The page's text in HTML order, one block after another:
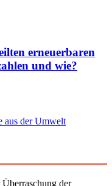
erneuerbaren
und wie?
aus der Umwelt
der